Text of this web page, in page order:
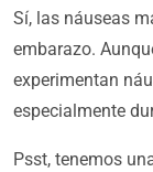
Sí, las náuseas
embarazo.
experimentan
especialmente
Psst, tenemos